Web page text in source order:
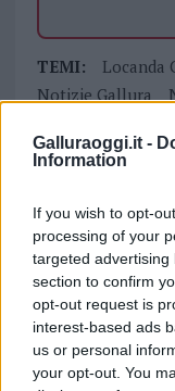
Galluraoggi.it -
Information
If you wish to opt-
processing of your
targeted
section to confirm
opt-out request is
interest-based ads
us or personal
your opt-out. You
TEMI:
Locanda
Notizie Gallura
i